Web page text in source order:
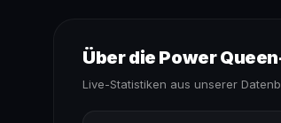
Über die Power
Live-Statistiken aus unserer